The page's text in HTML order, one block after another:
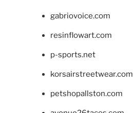
gabriovoice.com
resinflowart.com
p-sports.net
korsairstreetwear.com
petshopallston.com